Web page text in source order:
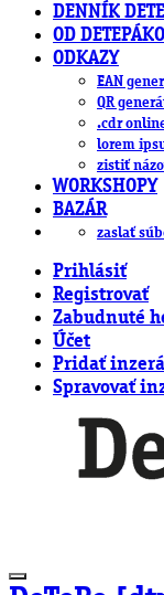
DENNÍK
OD
ODKAZY
EAN
QR
.cdr
lorem
zistiť
WORKSHOPY
BAZÁR
zaslať
Prihlásiť
Registrovať
Zabudnuté
Účet
Pridať
Spravovať